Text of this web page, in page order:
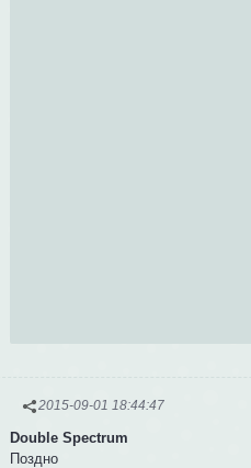
2015-09-01 18:44:47
Double Spectrum
Поздно